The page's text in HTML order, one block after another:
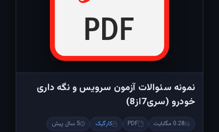
نمونه سئوالات آزمون سرویس و نگه داری
خودرو (سری7از8)
0.28 مگابایت PDF کارگیک 5 سال پیش